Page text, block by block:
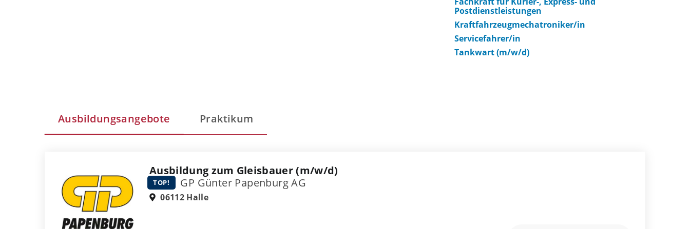
Postdienstleistungen
Kraftfahrzeugmechatroniker/in
Servicefahrer/in
Tankwart (m/w/d)
Ausbildungsangebote Praktikum
Ausbildung zum Gleisbauer (m/w/d)
TOP! GP Günter Papenburg AG
06112 Halle